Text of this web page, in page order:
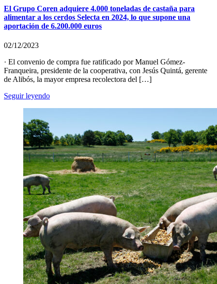
El Grupo Coren adquiere 4.000 toneladas de castaña para
alimentar a los cerdos Selecta en 2024, lo que supone una
aportación de 6.200.000 euros
02/12/2023
· El convenio de compra fue ratificado por Manuel Gómez-
Franqueira, presidente de la cooperativa, con Jesús Quintá, gerente
de Alibós, la mayor empresa recolectora del […]
Seguir leyendo